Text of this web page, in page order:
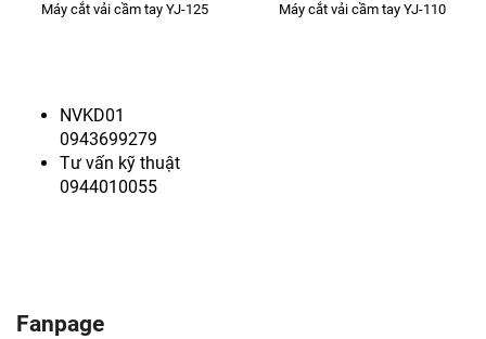
Máy cắt vải cầm tay YJ-125 Máy cắt vải cầm tay YJ-110
NVKD01
0943699279
Tư vấn kỹ thuật
0944010055
Fanpage